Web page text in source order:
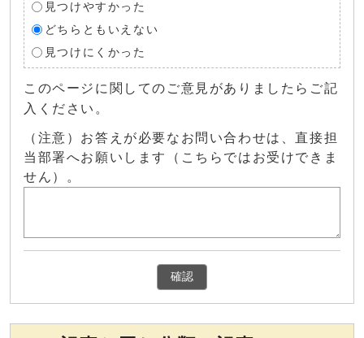
見つけやすかった
どちらともいえない
見つけにくかった
このページに関してのご意見がありましたらご記
入ください。
（注意）お答えが必要なお問い合わせは、直接担
当部署へお願いします（こちらではお受けできま
せん）。
確認